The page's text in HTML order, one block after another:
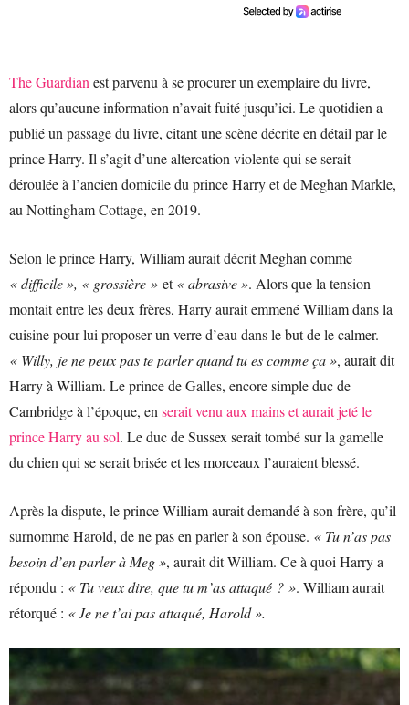
The Guardian est parvenu à se procurer un exemplaire du livre,
alors qu’aucune information n’avait fuité jusqu’ici. Le quotidien a
publié un passage du livre, citant une scène décrite en détail par le
prince Harry. Il s’agit d’une altercation violente qui se serait
déroulée à l’ancien domicile du prince Harry et de Meghan Markle,
au Nottingham Cottage, en 2019.
Selon le prince Harry, William aurait décrit Meghan comme
« difficile », « grossière » et« abrasive ». Alors que la tension
montait entre les deux frères, Harry aurait emmené William dans la
cuisine pour lui proposer un verre d’eau dans le but de le calmer.
« Willy, je ne peux pas te parler quand tu es comme ça », aurait dit
Harry à William. Le prince de Galles, encore simple duc de
Cambridge à l’époque, en serait venu aux mains et aurait jeté le
prince Harry au sol. Le duc de Sussex serait tombé sur la gamelle
du chien qui se serait brisée et les morceaux l’auraient blessé.
Après la dispute, le prince William aurait demandé à son frère, qu’il
surnomme Harold, de ne pas en parler à son épouse. « Tu n’as pas
besoin d’en parler à Meg », aurait dit William. Ce à quoi Harry a
répondu : « Tu veux dire, que tu m’as attaqué ? ». William aurait
rétorqué : « Je ne t’ai pas attaqué, Harold ».